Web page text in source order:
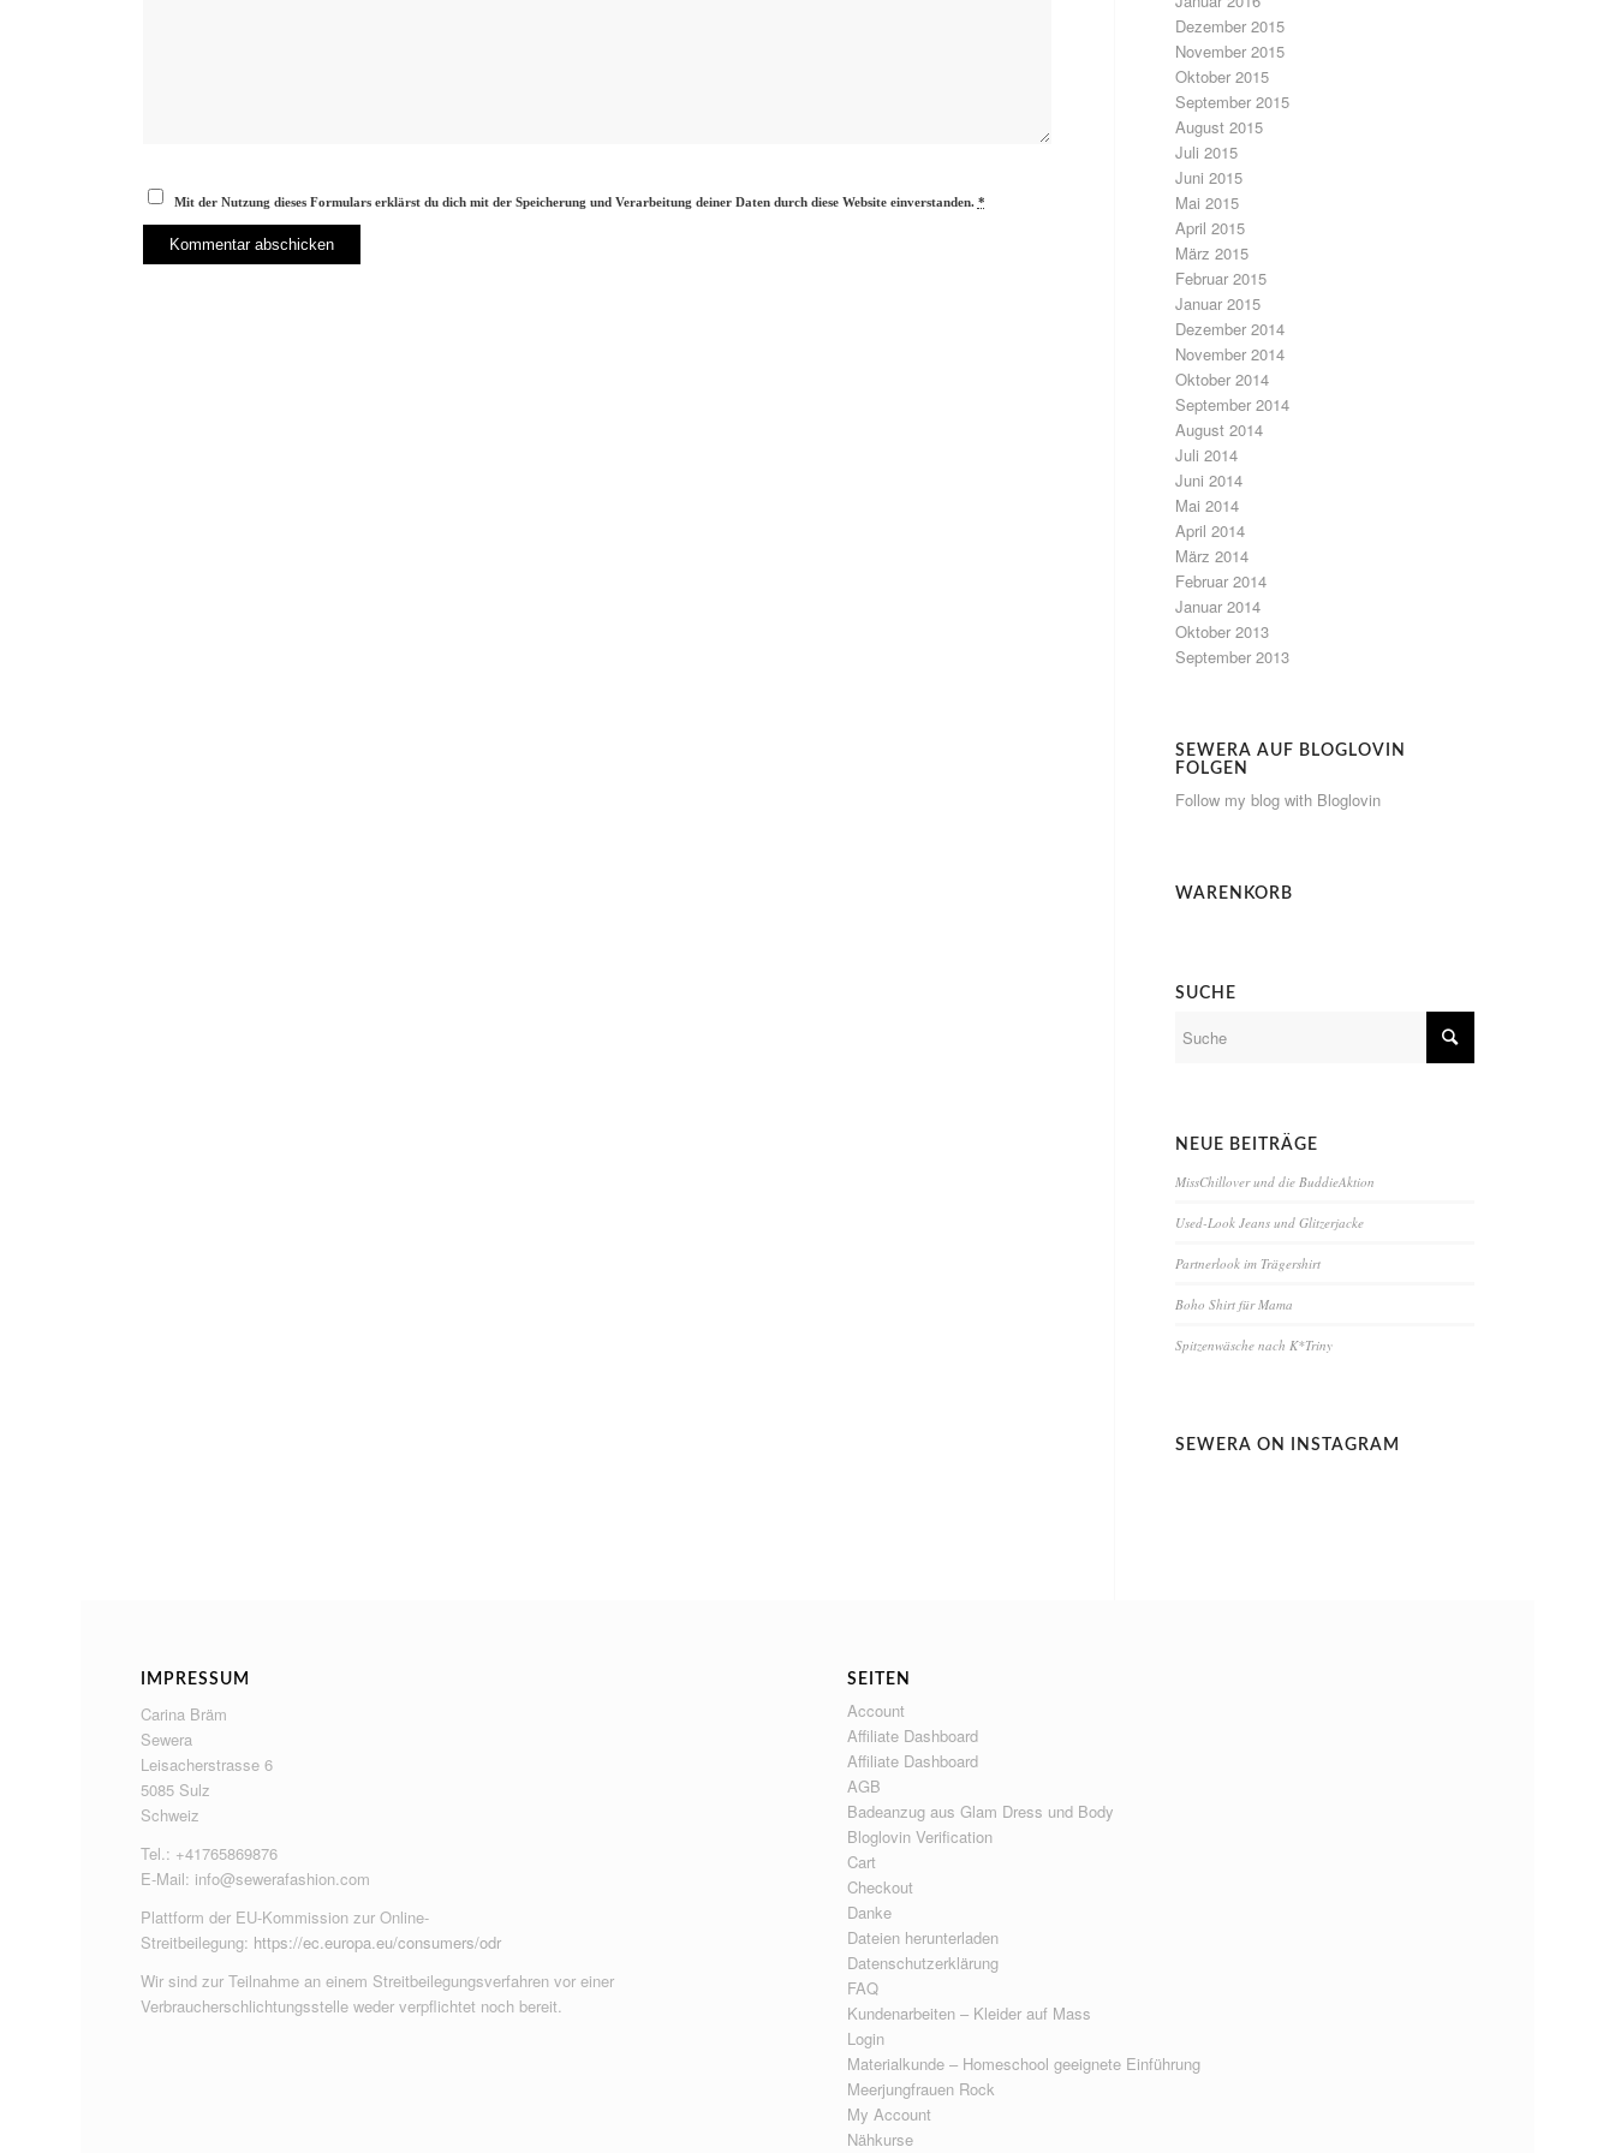
Mit der Nutzung dieses Formulars erklärst du dich mit der Speicherung und Verarbeitung deiner Daten durch diese Website einverstanden. *
Dezember 2015
November 2015
Oktober 2015
September 2015
August 2015
Juli 2015
Juni 2015
Mai 2015
April 2015
März 2015
Februar 2015
Januar 2015
Dezember 2014
November 2014
Oktober 2014
September 2014
August 2014
Juli 2014
Juni 2014
Mai 2014
April 2014
März 2014
Februar 2014
Januar 2014
Oktober 2013
September 2013
SEWERA AUF BLOGLOVIN
FOLGEN
Follow my blog with Bloglovin
WARENKORB
SUCHE
NEUE BEITRÄGE
MissChillover und die BuddieAktion
Used-Look Jeans und Glitzerjacke
Partnerlook im Trägershirt
Boho Shirt für Mama
Spitzenwäsche nach K*Triny
SEWERA ON INSTAGRAM
IMPRESSUM
Carina Bräm
Sewera
Leisacherstrasse 6
5085 Sulz
Schweiz
Tel.: +41765869876
E-Mail: info@sewerafashion.com
Plattform der EU-Kommission zur Online-
Streitbeilegung: https://ec.europa.eu/consumers/odr
Wir sind zur Teilnahme an einem Streitbeilegungsverfahren vor einer
Verbraucherschlichtungsstelle weder verpflichtet noch bereit.
SEITEN
Account
Affiliate Dashboard
Affiliate Dashboard
AGB
Badeanzug aus Glam Dress und Body
Bloglovin Verification
Cart
Checkout
Danke
Dateien herunterladen
Datenschutzerklärung
FAQ
Kundenarbeiten – Kleider auf Mass
Login
Materialkunde – Homeschool geeignete Einführung
Meerjungfrauen Rock
My Account
Nähkurse